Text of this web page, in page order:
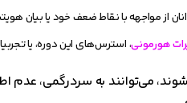
از مواجهه با نقاط ضعف خود یا بیان
هورمونی، استرس‌های این دوره، یا
می‌توانند به سردرگمی، عدم